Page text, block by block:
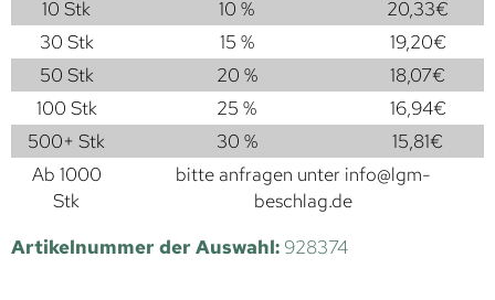
10 Stk
10 % 20,33€
30 Stk
15 % 19,20€
50 Stk
20 % 18,07€
100 Stk
25 % 16,94€
500+ Stk
30 % 15,81€
Ab 1000
Stk
bitte anfragen unter info@lgm-
beschlag.de
Artikelnummer der Auswahl: 928374